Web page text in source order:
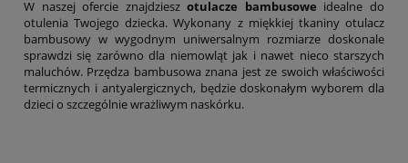
W naszej ofercie znajdzieszotulacze bambusowe idealne do
otulenia Twojego dziecka. Wykonany z miękkiej tkaniny otulacz
bambusowy w wygodnym uniwersalnym rozmiarze doskonale
sprawdzi się zarówno dla niemowląt jak i nawet nieco starszych
maluchów. Przędza bambusowa znana jest ze swoich właściwości
termicznych i antyalergicznych, będzie doskonałym wyborem dla
dzieci o szczególnie wrażliwym naskórku.